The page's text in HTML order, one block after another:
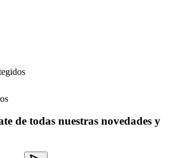
de todas nuestras novedades y